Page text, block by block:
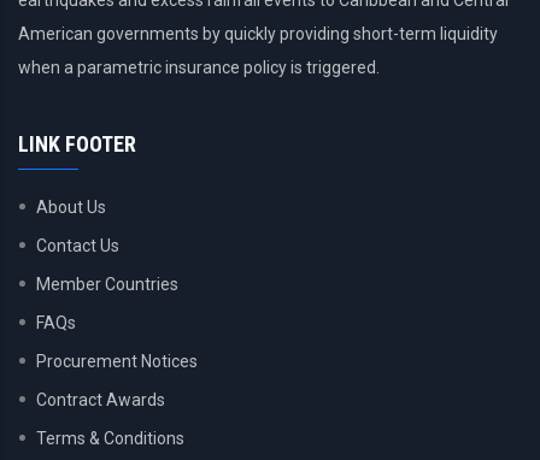
American governments by quickly providing short-term liquidity
when a parametric insurance policy is triggered.
LINK FOOTER
About Us
Contact Us
Member Countries
FAQs
Procurement Notices
Contract Awards
Terms & Conditions